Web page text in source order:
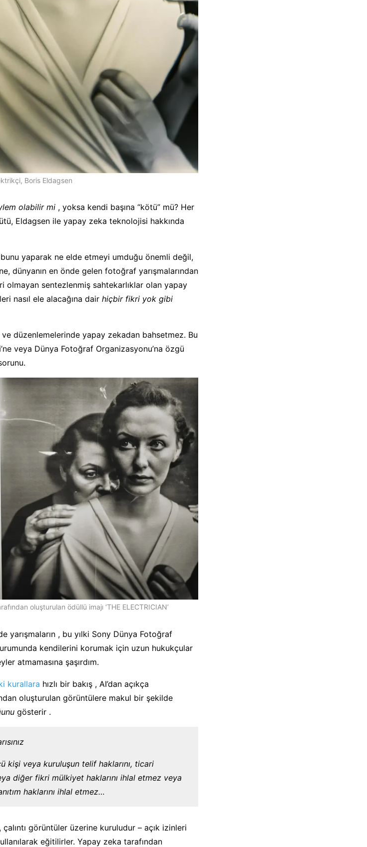
Boris Eldagsen
olabilir mi , yoksa kendi başına “kötü” mü? Her
Eldagsen ile yapay zeka teknolojisi hakkında
bunu yaparak ne elde etmeyi umduğu önemli değil,
dünyanın en önde gelen fotoğraf yarışmalarından
olmayan sentezlenmiş sahtekarlıklar olan yapay
nasıl ele alacağına dair hiçbir fikri yok gibi
düzenlemelerinde yapay zekadan bahsetmez. Bu
veya Dünya Fotoğraf Organizasyonu’na özgü
oluşturulan ödüllü imajı ‘THE ELECTRICIAN’
yarışmaların , bu yılki Sony Dünya Fotoğraf
kendilerini korumak için uzun hukukçular
atmamasına şaşırdım.
kurallara hızlı bir bakış , AI’dan açıkça
oluşturulan görüntülere makul bir şekilde
gösterir .
kişi veya kuruluşun telif haklarını, ticari
diğer fikri mülkiyet haklarını ihlal etmez veya
haklarını ihlal etmez…
çalıntı görüntüler üzerine kuruludur – açık izinleri
eğitilirler. Yapay zeka tarafından